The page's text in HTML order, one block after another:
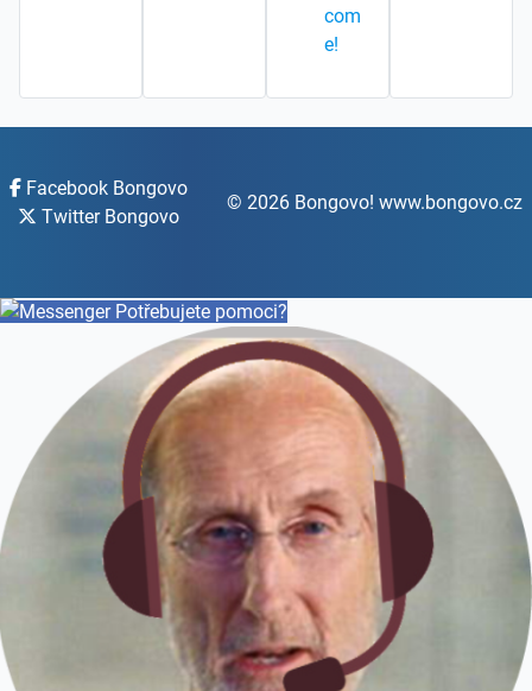
com
e!
Facebook Bongovo
Twitter Bongovo
© 2026 Bongovo! www.bongovo.cz
Potřebujete pomoci?